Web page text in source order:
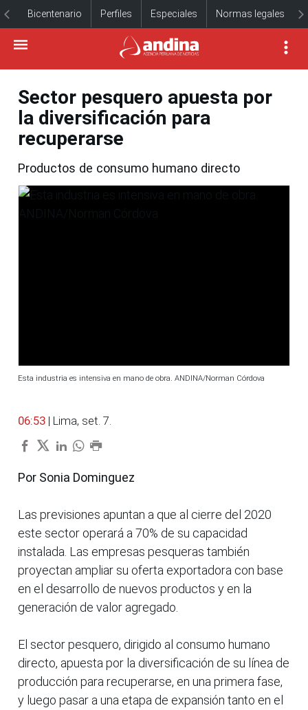
Bicentenario Perfiles Especiales Normas legales
Sector pesquero apuesta por
la diversificación para
recuperarse
Productos de consumo humano directo
Esta industria es intensiva en mano de obra. ANDINA/Norman Córdova
06:53 | Lima, set. 7.
Por Sonia Dominguez
Las previsiones apuntan a que al cierre del 2020
este sector operará a 70% de su capacidad
instalada. Las empresas pesqueras también
proyectan ampliar su oferta exportadora con base
en el desarrollo de nuevos productos y en la
generación de valor agregado.
El sector pesquero, dirigido al consumo humano
directo, apuesta por la diversificación de su línea de
producción para recuperarse, en una primera fase,
y luego pasar a una etapa de expansión tanto en el